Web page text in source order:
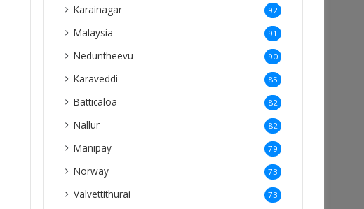
Karainagar 92
Malaysia 91
Neduntheevu 90
Karaveddi 85
Batticaloa 82
Nallur 82
Manipay 79
Norway 73
Valvettithurai 73